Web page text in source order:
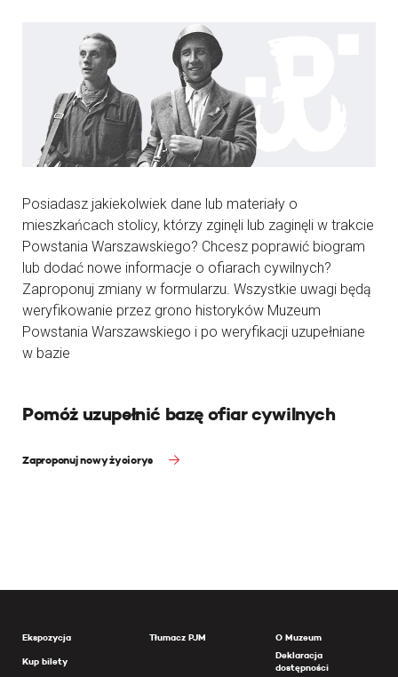
Posiadasz jakiekolwiek dane lub materiały o
mieszkańcach stolicy, którzy zginęli lub zaginęli w trakcie
Powstania Warszawskiego? Chcesz poprawić biogram
lub dodać nowe informacje o ofiarach cywilnych?
Zaproponuj zmiany w formularzu. Wszystkie uwagi będą
weryfikowanie przez grono historyków Muzeum
Powstania Warszawskiego i po weryfikacji uzupełniane
w bazie
Pomóż uzupełnić bazę ofiar cywilnych
Zaproponuj nowy życiorys
Ekspozycja
Kup bilety
Tłumacz PJM
O Muzeum
Deklaracja
dostępności